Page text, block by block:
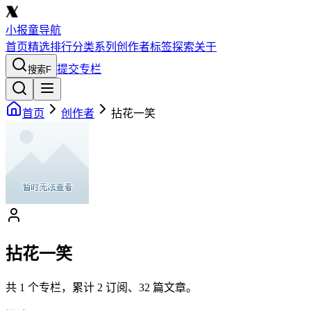
小报童导航
首页精选排行分类系列 创作者标签探索关于
搜索F 提交专栏
首页 创作者 拈花一笑
拈花一笑
共 1 个专栏，累计 2 订阅、 32 篇文章。